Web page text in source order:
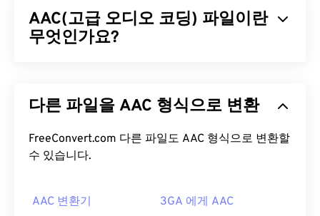
일을 생성합니다. ASF(Advanced Systems Format)
라는 디지털 컨테이너 형식은 WMV 파일을 캡슐화하
대부분의 미디어 플레이어는 WMV(및 ASF) 파일을
열고 읽을 수 있습니다. WMV 파일을 여는 데 가장 좋
은 플레이어는
VLC 미디어 플레이어는
여러 플랫폼에서 멀티미디
AAC(고급 오디오 코딩) 파일이란
무엇인가요?
주로 디지털 TV, 디지털 라디오, 인터넷 스트리밍에
의 표준 오디오 형식입니다.ISO/IEC는 AAC코덱
을 MP3의 개선된 코덱으로 지정했는데, 파일 크기
다른 파일을 AAC 형식으로 변환
FreeConvert.com 다른 파일도 AAC 형식으로 변환할
수 있습니다.
AAC 변환기 3GA 에게 AAC